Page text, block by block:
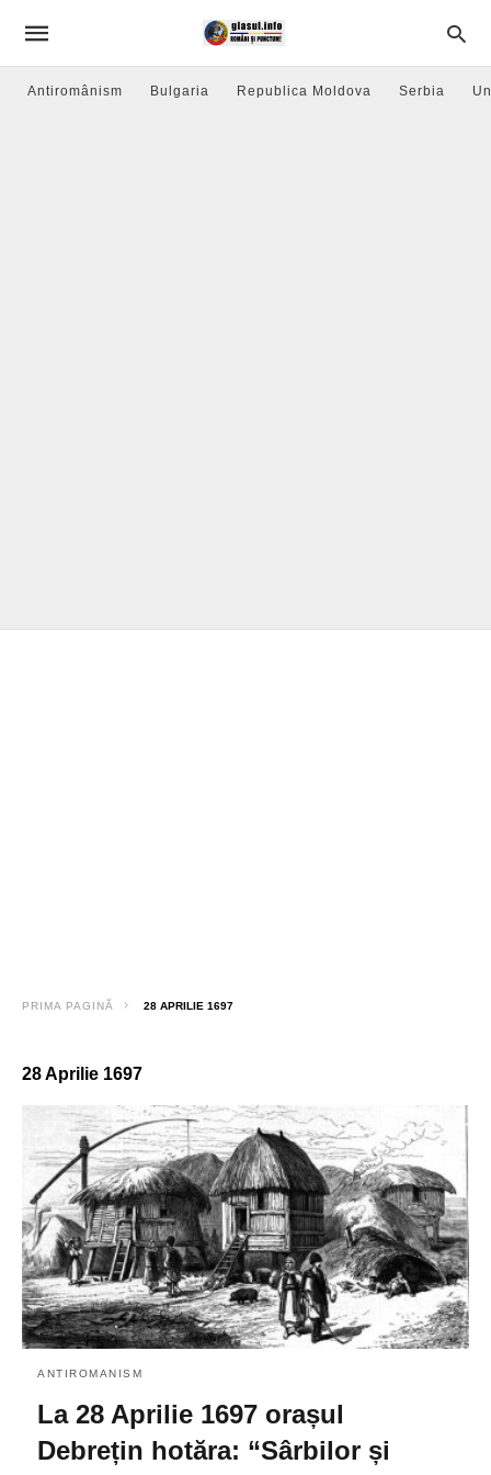
Antiromânism Bulgaria Republica Moldova Serbia
PRIMA PAGINĂ 28 APRILIE 1697
28 Aprilie 1697
ANTIROMANISM
La 28 Aprilie 1697 orașul
Debrețin hotăra: “Sârbilor și